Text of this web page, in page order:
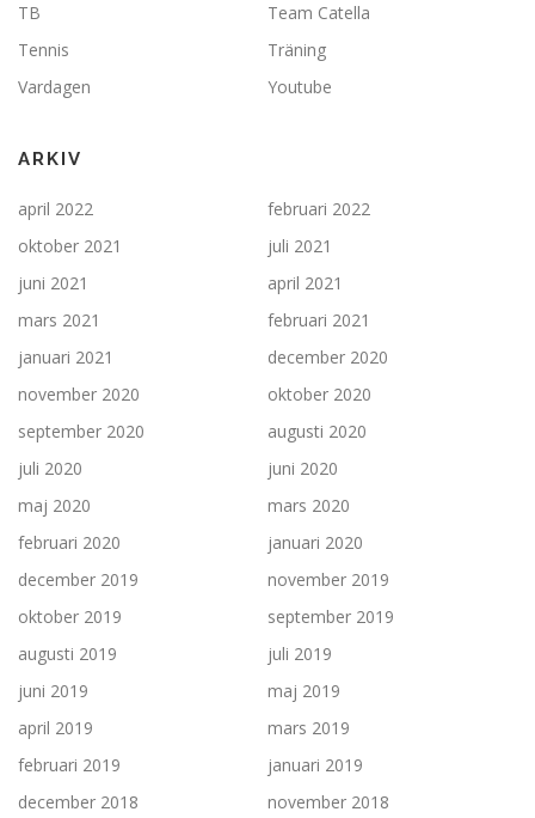
TB
Team Catella
Tennis
Träning
Vardagen
Youtube
ARKIV
april 2022
februari 2022
oktober 2021
juli 2021
juni 2021
april 2021
mars 2021
februari 2021
januari 2021
december 2020
november 2020
oktober 2020
september 2020
augusti 2020
juli 2020
juni 2020
maj 2020
mars 2020
februari 2020
januari 2020
december 2019
november 2019
oktober 2019
september 2019
augusti 2019
juli 2019
juni 2019
maj 2019
april 2019
mars 2019
februari 2019
januari 2019
december 2018
november 2018